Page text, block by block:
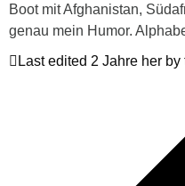
Boot mit Afghanistan,
genau mein Humor.
Last edited 2 Jahre her